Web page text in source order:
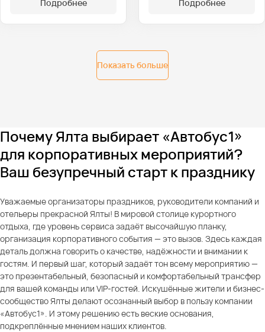
Подробнее
Подробнее
Показать больше
Почему Ялта выбирает «Автобус1»
для корпоративных мероприятий?
Ваш безупречный старт к празднику
Уважаемые организаторы праздников, руководители компаний и
отельеры прекрасной Ялты! В мировой столице курортного
отдыха, где уровень сервиса задаёт высочайшую планку,
организация корпоративного события — это вызов. Здесь каждая
деталь должна говорить о качестве, надёжности и внимании к
гостям. И первый шаг, который задаёт тон всему мероприятию —
это презентабельный, безопасный и комфортабельный трансфер
для вашей команды или VIP-гостей. Искушённые жители и бизнес-
сообщество Ялты делают осознанный выбор в пользу компании
«Автобус1». И этому решению есть веские основания,
подкреплённые мнением наших клиентов.